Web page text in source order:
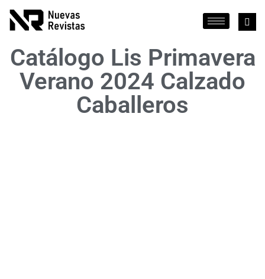
Catálogo Lis Primavera
Verano 2024 Calzado
Caballeros